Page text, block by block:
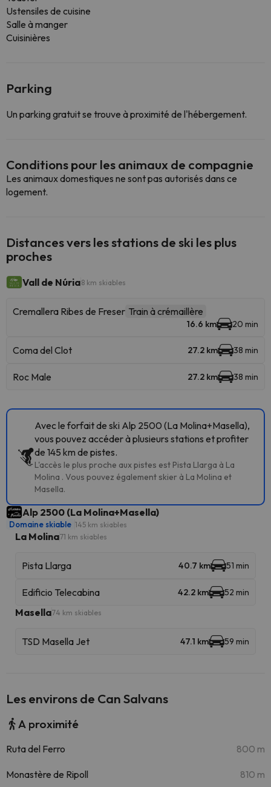
Ustensiles de cuisine
Salle à manger
Cuisinières
Parking
Un parking gratuit se trouve à proximité de l'hébergement.
Conditions pour les animaux de compagnie
Les animaux domestiques ne sont pas autorisés dans ce
logement.
Distances vers les stations de ski les plus
proches
Vall de Núria8 km skiables
Cremallera Ribes de Freser Train à crémaillère
16.6 km 20 min
Coma del Clot 27.2 km 38 min
Roc Male 27.2 km 38 min
Avec le forfait de ski Alp 2500 (La Molina+Masella),
vous pouvez accéder à plusieurs stations et profiter
de 145 km de pistes.
L'accès le plus proche aux pistes est Pista Llarga à La
Molina . Vous pouvez également skier à La Molina et
Masella.
Alp 2500 (La Molina+Masella)
Domaine skiable 145 km skiables
La Molina71 km skiables
Pista Llarga 40.7 km 51 min
Edificio Telecabina 42.2 km 52 min
Masella74 km skiables
TSD Masella Jet 47.1 km 59 min
Les environs de Can Salvans
A proximité
Ruta del Ferro 800 m
Monastère de Ripoll 810 m